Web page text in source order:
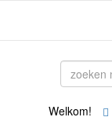
Welkom!